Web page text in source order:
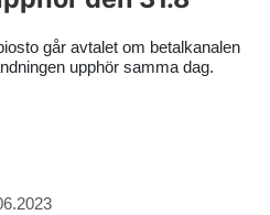
går avtalet om betalkanalen
upphör samma dag.